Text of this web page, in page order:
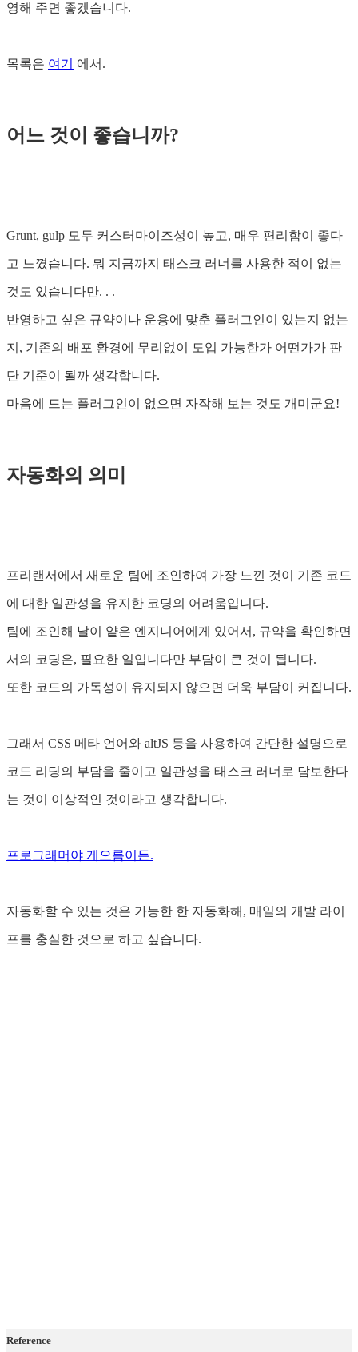
영해 주면 좋겠습니다.
목록은 여기 에서.
어느 것이 좋습니까?
Grunt, gulp 모두 커스터마이즈성이 높고, 매우 편리함이 좋다
고 느꼈습니다. 뭐 지금까지 태스크 러너를 사용한 적이 없는
것도 있습니다만. . .
반영하고 싶은 규약이나 운용에 맞춘 플러그인이 있는지 없는
지, 기존의 배포 환경에 무리없이 도입 가능한가 어떤가가 판
단 기준이 될까 생각합니다.
마음에 드는 플러그인이 없으면 자작해 보는 것도 개미군요!
자동화의 의미
프리랜서에서 새로운 팀에 조인하여 가장 느낀 것이 기존 코드
에 대한 일관성을 유지한 코딩의 어려움입니다.
팀에 조인해 날이 얕은 엔지니어에게 있어서, 규약을 확인하면
서의 코딩은, 필요한 일입니다만 부담이 큰 것이 됩니다.
또한 코드의 가독성이 유지되지 않으면 더욱 부담이 커집니다.
그래서 CSS 메타 언어와 altJS 등을 사용하여 간단한 설명으로
코드 리딩의 부담을 줄이고 일관성을 태스크 러너로 담보한다
는 것이 이상적인 것이라고 생각합니다.
프로그래머야 게으름이든.
자동화할 수 있는 것은 가능한 한 자동화해, 매일의 개발 라이
프를 충실한 것으로 하고 싶습니다.
Reference